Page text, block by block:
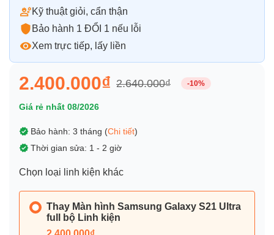
Kỹ thuật giỏi, cẩn thận
Bảo hành 1 ĐỔI 1 nếu lỗi
Xem trực tiếp, lấy liền
2.400.000₫ 2.640.000₫ -10%
Giá rẻ nhất 08/2026
Bảo hành: 3 tháng (Chi tiết)
Thời gian sửa: 1 - 2 giờ
Chọn loại linh kiện khác
Thay Màn hình Samsung Galaxy S21 Ultra
full bộ Linh kiện